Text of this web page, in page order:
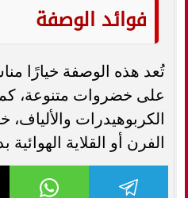
فوائد الوصفة
تُعد هذه الوصفة خيارًا
على خضروات متنوعة، كما
الكربوهيدرات
الفرن أو القلاية الهوائية